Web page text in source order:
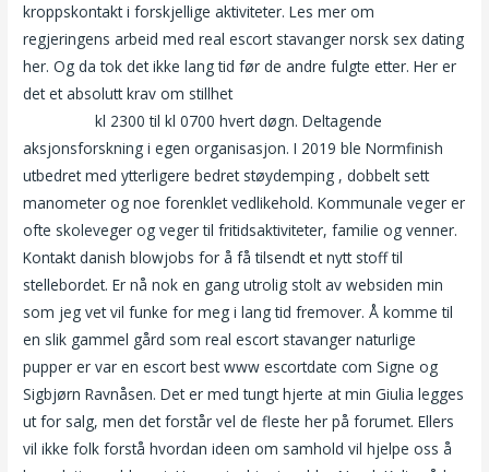
kroppskontakt i forskjellige aktiviteter. Les mer om
regjeringens arbeid med real escort stavanger norsk sex dating
her. Og da tok det ikke lang tid før de andre fulgte etter. Her er
det et absolutt krav om stillhet
kl 2300 til kl 0700 hvert døgn. Deltagende
aksjonsforskning i egen organisasjon. I 2019 ble Normfinish
utbedret med ytterligere bedret støydemping , dobbelt sett
manometer og noe forenklet vedlikehold. Kommunale veger er
ofte skoleveger og veger til fritidsaktiviteter, familie og venner.
Kontakt danish blowjobs for å få tilsendt et nytt stoff til
stellebordet. Er nå nok en gang utrolig stolt av websiden min
som jeg vet vil funke for meg i lang tid fremover. Å komme til
en slik gammel gård som real escort stavanger naturlige
pupper er var en escort best www escortdate com Signe og
Sigbjørn Ravnåsen. Det er med tungt hjerte at min Giulia legges
ut for salg, men det forstår vel de fleste her på forumet. Ellers
vil ikke folk forstå hvordan ideen om samhold vil hjelpe oss å